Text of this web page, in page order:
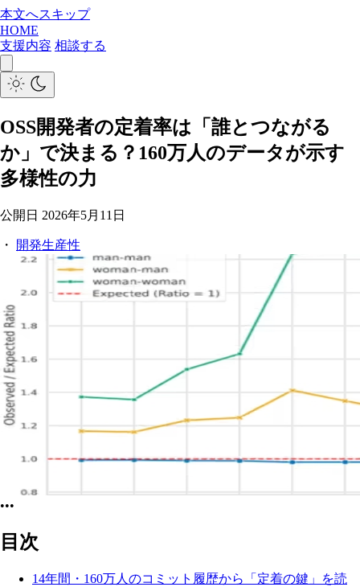
本文へスキップ
HOME
支援内容 相談する
OSS開発者の定着率は「誰とつながる
か」で決まる？160万人のデータが示す
多様性の力
公開日 2026年5月11日
・ 開発生産性
•••
目次
14年間・160万人のコミット履歴から「定着の鍵」を読